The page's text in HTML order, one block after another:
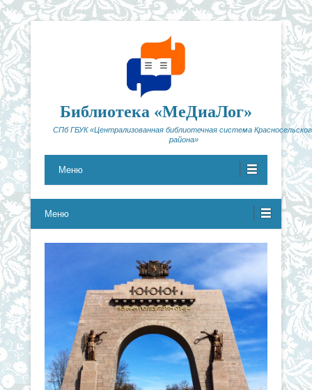
Библиотека «МеДиаЛог»
СПб ГБУК «Централизованная библиотечная система
района»
Меню
Меню